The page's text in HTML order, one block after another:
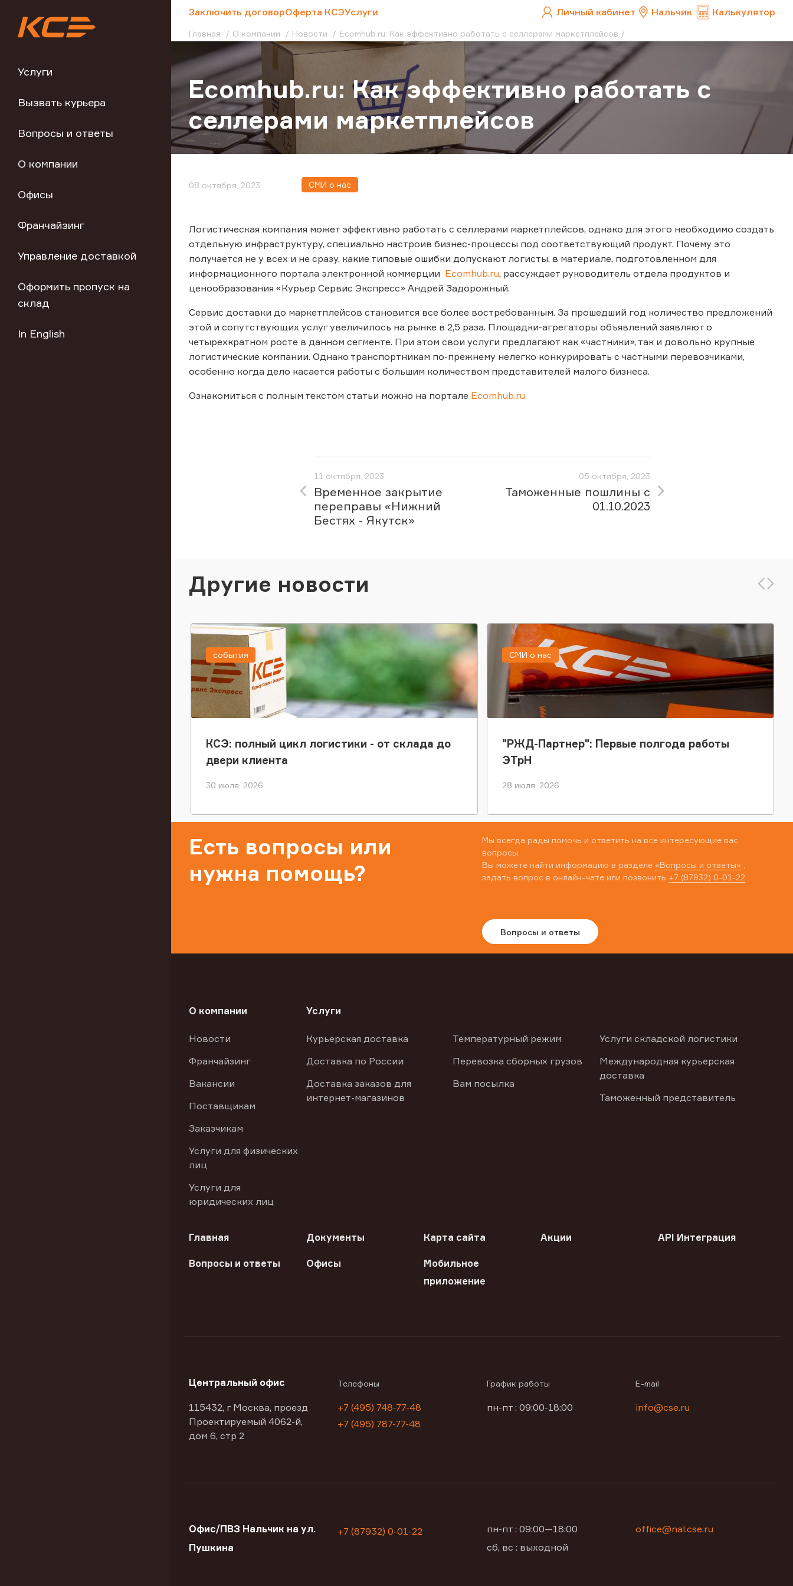
Услуги
Вызвать курьера
Вопросы и ответы
О компании
Офисы
Франчайзинг
Управление доставкой
Оформить пропуск на
склад
In English
Заключить договорОферта КСЭУслуги Личный кабинет Нальчик Калькулятор
Главная О компании Новости Ecomhub.ru: Как эффективно работать с селлерами маркетплейсов
Ecomhub.ru: Как эффективно работать с
селлерами маркетплейсов
08 октября, 2023 СМИ о нас
Логистическая компания может эффективно работать с селлерами маркетплейсов, однако для этого необходимо создать
отдельную инфраструктуру, специально настроив бизнес-процессы под соответствующий продукт. Почему это
получается не у всех и не сразу, какие типовые ошибки допускают логисты, в материале, подготовленном для
информационного портала электронной коммерции Ecomhub.ru, рассуждает руководитель отдела продуктов и
ценообразования «Курьер Сервис Экспресс» Андрей Задорожный.
Сервис доставки до маркетплейсов становится все более востребованным. За прошедший год количество предложений
этой и сопутствующих услуг увеличилось на рынке в 2,5 раза. Площадки-агрегаторы объявлений заявляют о
четырехкратном росте в данном сегменте. При этом свои услуги предлагают как «частники», так и довольно крупные
логистические компании. Однако транспортникам по-прежнему нелегко конкурировать с частными перевозчиками,
особенно когда дело касается работы с большим количеством представителей малого бизнеса.
Ознакомиться с полным текстом статьи можно на портале Ecomhub.ru
11 октября, 2023
Временное закрытие
переправы «Нижний
Бестях - Якутск»
05 октября, 2023
Таможенные пошлины с
01.10.2023
Другие новости
КСЭ: полный цикл логистики - от склада до
двери клиента
30 июля, 2026
события
"РЖД-Партнер": Первые полгода работы
ЭТрН
28 июля, 2026
СМИ о нас
Есть вопросы или
нужна помощь?
Мы всегда рады помочь и ответить на все интересующие вас
вопросы.
Вы можете найти информацию в разделе «Вопросы и ответы»
задать вопрос в онлайн-чате или позвонить +7 (87932) 0-01-22
Вопросы и ответы
О компании
Новости
Франчайзинг
Вакансии
Поставщикам
Заказчикам
Услуги для физических
лиц
Услуги для
юридических лиц
Услуги
Курьерская доставка
Доставка по России
Доставка заказов для
интернет-магазинов
Температурный режим
Перевозка сборных грузов
Вам посылка
Услуги складской логистики
Международная курьерская
доставка
Таможенный представитель
Главная Документы Карта сайта Акции API Интеграция
Вопросы и ответы Офисы
Мобильное
приложение
Центральный офис
115432, г Москва, проезд
Проектируемый 4062-й,
дом 6, стр 2
Телефоны
+7 (495) 748-77-48
+7 (495) 787-77-48
График работы
пн-пт : 09:00-18:00
E-mail
info@cse.ru
Офис/ПВЗ Нальчик на ул.
Пушкина
+7 (87932) 0-01-22
пн-пт : 09:00—18:00
сб, вс : выходной
office@nal.cse.ru